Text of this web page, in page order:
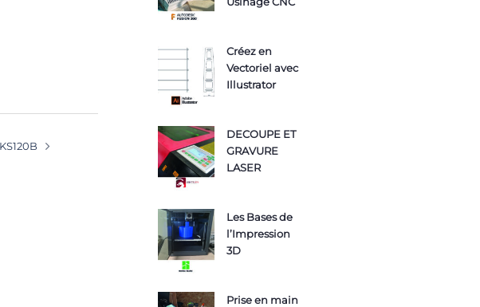
Créez en
Vectoriel avec
Illustrator
DECOUPE ET
GRAVURE
LASER
Les Bases de
l’Impression
3D
Prise en main